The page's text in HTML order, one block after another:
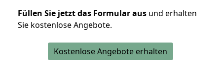
Füllen Sie jetzt das Formular aus und erhalten
Sie kostenlose Angebote.
Kostenlose Angebote erhalten